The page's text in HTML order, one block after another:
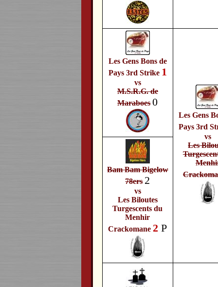
Les Gens Bons de
Pays 3rd Strike 1
vs
M.S.R.G. de
Maraboes 0
Les Gens
Pays 3rd
vs
Les
Bam Bam Bigelow
78ers 2
vs
Les Biloutes
Turgescents du
Menhir
Crackomane 2P